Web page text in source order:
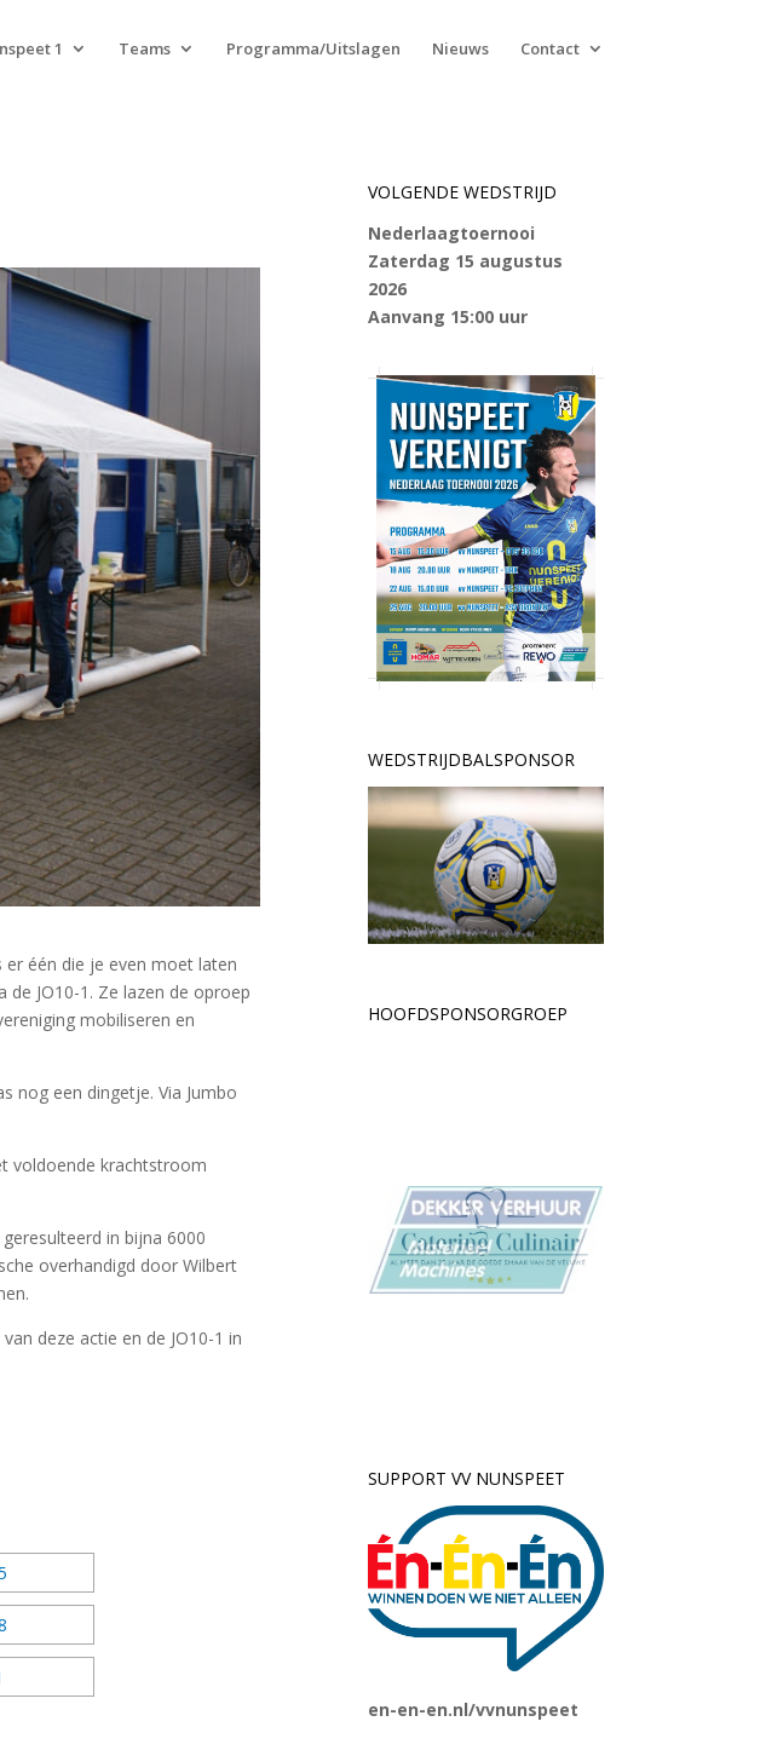
1 Teams Programma/Uitslagen Nieuws Contact
één die je even moet laten
JO10-1. Ze lazen de oproep
mobiliseren en
nog een dingetje. Via Jumbo
voldoende krachtstroom
in bijna 6000
overhandigd door Wilbert
deze actie en de JO10-1 in
VOLGENDE WEDSTRIJD
Nederlaagtoernooi
Zaterdag 15 augustus
2026
Aanvang 15:00 uur
WEDSTRIJDBALSPONSOR
HOOFDSPONSORGROEP
SUPPORT VV NUNSPEET
en-en-en.nl/vvnunspeet